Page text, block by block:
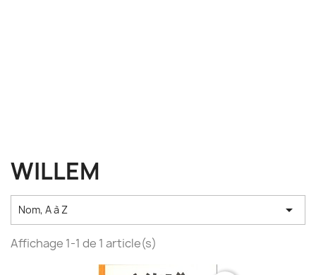
WILLEM
Nom, A à Z 
Affichage 1-1 de 1 article(s)